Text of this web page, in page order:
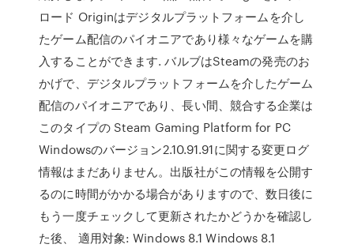
ロード Originはデジタルプラットフォームを介し
たゲーム配信のパイオニアであり様々なゲームを購
入することができます. バルブはSteamの発売のお
かげで、デジタルプラットフォームを介したゲーム
配信のパイオニアであり、長い間、競合する企業は
このタイプの Steam Gaming Platform for PC
Windowsのバージョン2.10.91.91に関する変更ログ
情報はまだありません。出版社がこの情報を公開す
るのに時間がかかる場合がありますので、数日後に
もう一度チェックして更新されたかどうかを確認し
た後、 適用対象: Windows 8.1 Windows 8.1